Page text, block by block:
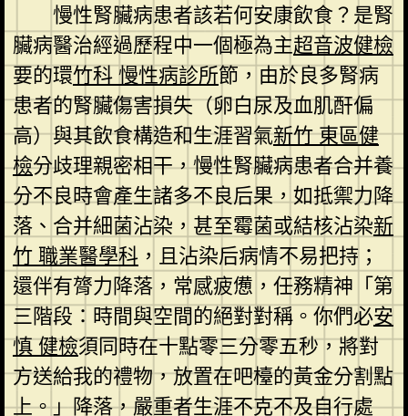
慢性腎臟病患者該若何安康飲食？是腎
臟病醫治經過歷程中一個極為主超音波健檢
要的環竹科 慢性病診所節，由於良多腎病
患者的腎臟傷害損失（卵白尿及血肌酐偏
高）與其飲食構造和生涯習氣新竹 東區健
檢分歧理親密相干，慢性腎臟病患者合并養
分不良時會產生諸多不良后果，如抵禦力降
落、合并細菌沾染，甚至霉菌或結核沾染新
竹 職業醫學科，且沾染后病情不易把持；
還伴有膂力降落，常感疲憊，任務精神「第
三階段：時間與空間的絕對對稱。你們必安
慎 健檢須同時在十點零三分零五秒，將對
方送給我的禮物，放置在吧檯的黃金分割點
上。」降落，嚴重者生涯不克不及自行處